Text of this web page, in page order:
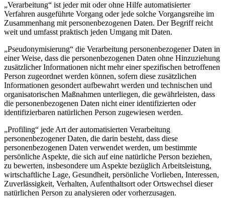
„Verarbeitung“ ist jeder mit oder ohne Hilfe automatisierter
Verfahren ausgeführte Vorgang oder jede solche Vorgangsreihe im
Zusammenhang mit personenbezogenen Daten. Der Begriff reicht
weit und umfasst praktisch jeden Umgang mit Daten.
„Pseudonymisierung“ die Verarbeitung personenbezogener Daten in
einer Weise, dass die personenbezogenen Daten ohne Hinzuziehung
zusätzlicher Informationen nicht mehr einer spezifischen betroffenen
Person zugeordnet werden können, sofern diese zusätzlichen
Informationen gesondert aufbewahrt werden und technischen und
organisatorischen Maßnahmen unterliegen, die gewährleisten, dass
die personenbezogenen Daten nicht einer identifizierten oder
identifizierbaren natürlichen Person zugewiesen werden.
„Profiling“ jede Art der automatisierten Verarbeitung
personenbezogener Daten, die darin besteht, dass diese
personenbezogenen Daten verwendet werden, um bestimmte
persönliche Aspekte, die sich auf eine natürliche Person beziehen,
zu bewerten, insbesondere um Aspekte bezüglich Arbeitsleistung,
wirtschaftliche Lage, Gesundheit, persönliche Vorlieben, Interessen,
Zuverlässigkeit, Verhalten, Aufenthaltsort oder Ortswechsel dieser
natürlichen Person zu analysieren oder vorherzusagen.